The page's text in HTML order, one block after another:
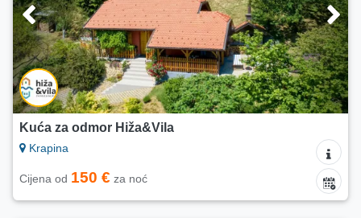
Kuća za odmor Hiža&Vila
Krapina
Cijena od 150 € za noć